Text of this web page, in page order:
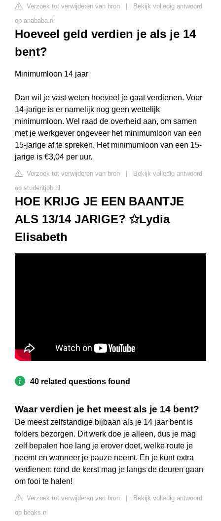
Verzoek tot verwijderen van bron
Bekijk volledig antwoord
op anababa.nl
Hoeveel geld verdien je als je 14
bent?
Minimumloon 14 jaar
Dan wil je vast weten hoeveel je gaat verdienen. Voor
14-jarige is er namelijk nog geen wettelijk
minimumloon. Wel raad de overheid aan, om samen
met je werkgever ongeveer het minimumloon van een
15-jarige af te spreken. Het minimumloon van een 15-
jarige is €3,04 per uur.
Verzoek tot verwijderen van bron
Bekijk volledig antwoord
op studentjob.nl
HOE KRIJG JE EEN BAANTJE
ALS 13/14 JARIGE? ✩Lydia
Elisabeth
40 related questions found
Waar verdien je het meest als je 14 bent?
De meest zelfstandige bijbaan als je 14 jaar bent is
folders bezorgen. Dit werk doe je alleen, dus je mag
zelf bepalen hoe lang je erover doet, welke route je
neemt en wanneer je pauze neemt. En je kunt extra
verdienen: rond de kerst mag je langs de deuren gaan
om fooi te halen!
Verzoek tot verwijderen van bron
Bekijk volledig antwoord
op beaks.nl